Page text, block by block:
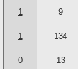
1 9
1 134
0 13